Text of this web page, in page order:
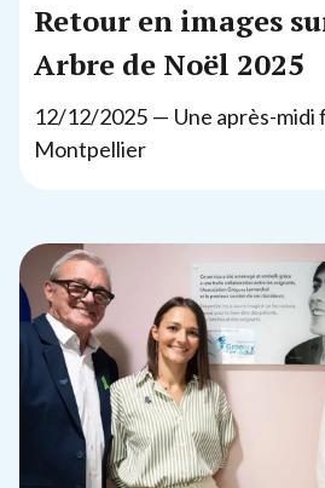
Retour en images
Arbre de Noël 2025
12/12/2025 — Une après-midi
Montpellier